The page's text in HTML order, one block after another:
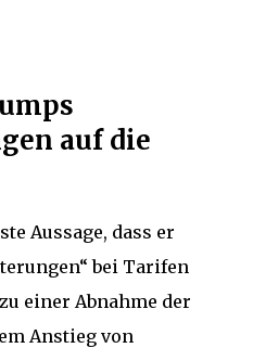
auf die
Aussage, dass er
bei Tarifen
einer Abnahme der
Anstieg von